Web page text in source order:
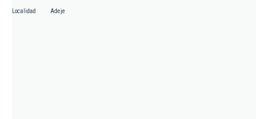
Localidad Adeje